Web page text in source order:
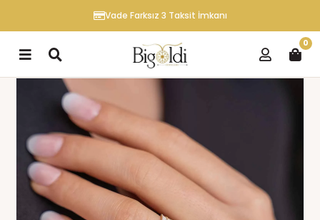
Vade Farksız 3 Taksit İmkanı
0